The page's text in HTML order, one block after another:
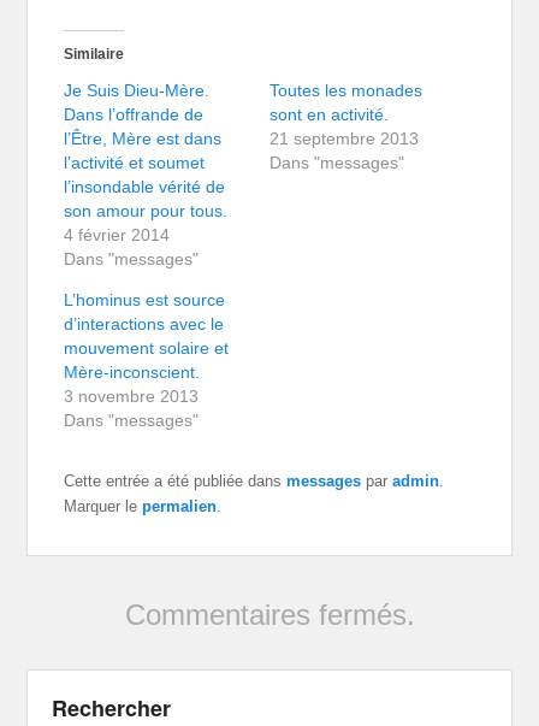
Similaire
Je Suis Dieu-Mère.
Dans l’offrande de
l’Être, Mère est dans
l’activité et soumet
l’insondable vérité de
son amour pour tous.
4 février 2014
Dans "messages"
Toutes les monades
sont en activité.
21 septembre 2013
Dans "messages"
L’hominus est source
d’interactions avec le
mouvement solaire et
Mère-inconscient.
3 novembre 2013
Dans "messages"
Cette entrée a été publiée dansmessages paradmin.
Marquer lepermalien.
Commentaires fermés.
Rechercher